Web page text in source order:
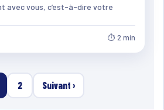
avec vous, c’est-à-dire votre
⏱ 2 min
2 Suivant ›